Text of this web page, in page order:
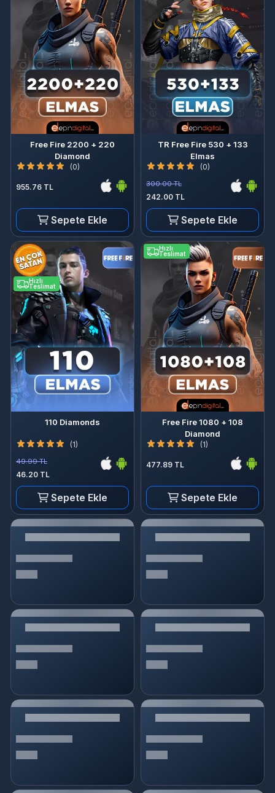
Free Fire 2200 + 220
Diamond
(0)
955.76 TL
Sepete Ekle
TR Free Fire 530 + 133
Elmas
(0)
300.00 TL
242.00 TL
Sepete Ekle
Hızlı
Teslimat
110 Diamonds
(1)
49.99 TL
46.20 TL
Sepete Ekle
Hızlı
Teslimat
Free Fire 1080 + 108
Diamond
(1)
477.89 TL
Sepete Ekle